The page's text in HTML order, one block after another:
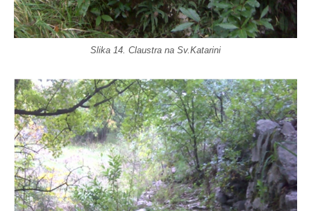
Slika 14. Claustra na Sv.Katarini